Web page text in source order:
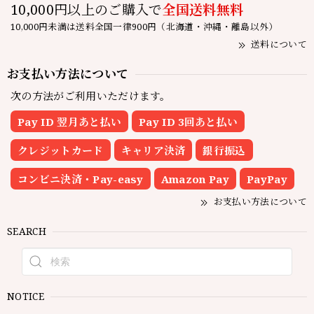
10,000円以上のご購入で全国送料無料
10,000円未満は送料全国一律900円（北海道・沖縄・離島以外）
送料について
お支払い方法について
次の方法がご利用いただけます。
Pay ID 翌月あと払い
Pay ID 3回あと払い
クレジットカード キャリア決済 銀行振込
コンビニ決済・Pay-easy Amazon Pay PayPay
お支払い方法について
SEARCH
NOTICE